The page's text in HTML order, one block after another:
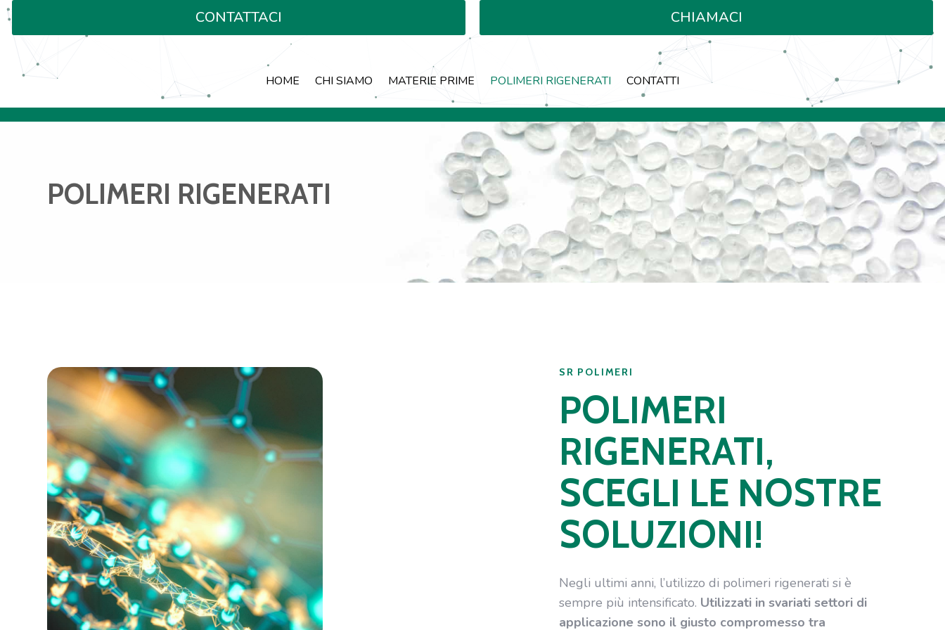
CONTATTACI CHIAMACI
HOME CHI SIAMO MATERIE PRIME POLIMERI RIGENERATI CONTATTI
POLIMERI RIGENERATI
SR POLIMERI
POLIMERI
RIGENERATI,
SCEGLI LE NOSTRE
SOLUZIONI!
Negli ultimi anni, l’utilizzo di polimeri rigenerati si è
sempre più intensificato. Utilizzati in svariati settori di
applicazione sono il giusto compromesso tra